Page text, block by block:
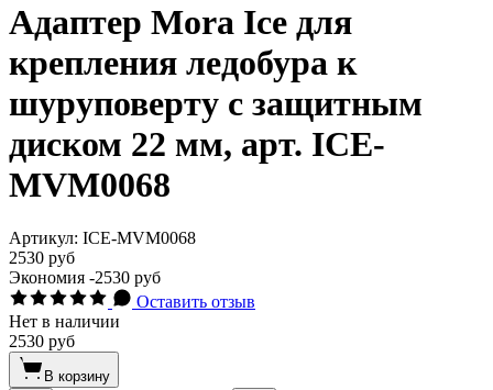
Адаптер Mora Ice для
крепления ледобура к
шуруповерту с защитным
диском 22 мм, арт. ICE-
MVM0068
Артикул: ICE-MVM0068
2530 руб
Экономия -2530 руб
Оставить отзыв
Нет в наличии
2530 руб
В корзину